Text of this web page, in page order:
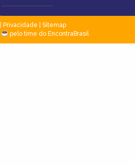
Privacidade
Sitemap
pelo time do EncontraBrasil